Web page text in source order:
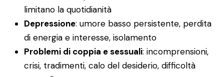
limitano la quotidianità
Depressione: umore basso persistente, perdita
di energia e interesse, isolamento
Problemi di coppia e sessuali: incomprensioni,
crisi, tradimenti, calo del desiderio, difficoltà